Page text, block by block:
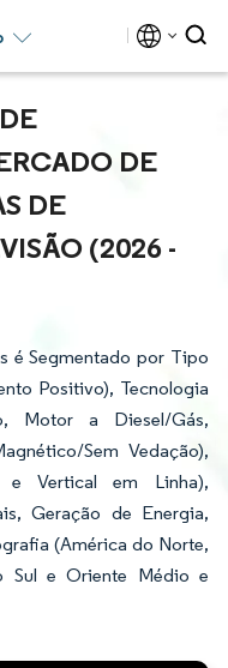
DE
DE
(2026 -
é Segmentado por Tipo
Positivo), Tecnologia
Motor a Diesel/Gás,
Sem Vedação),
e Vertical em Linha),
Geração de Energia,
(América do Norte,
Sul e Oriente Médio e